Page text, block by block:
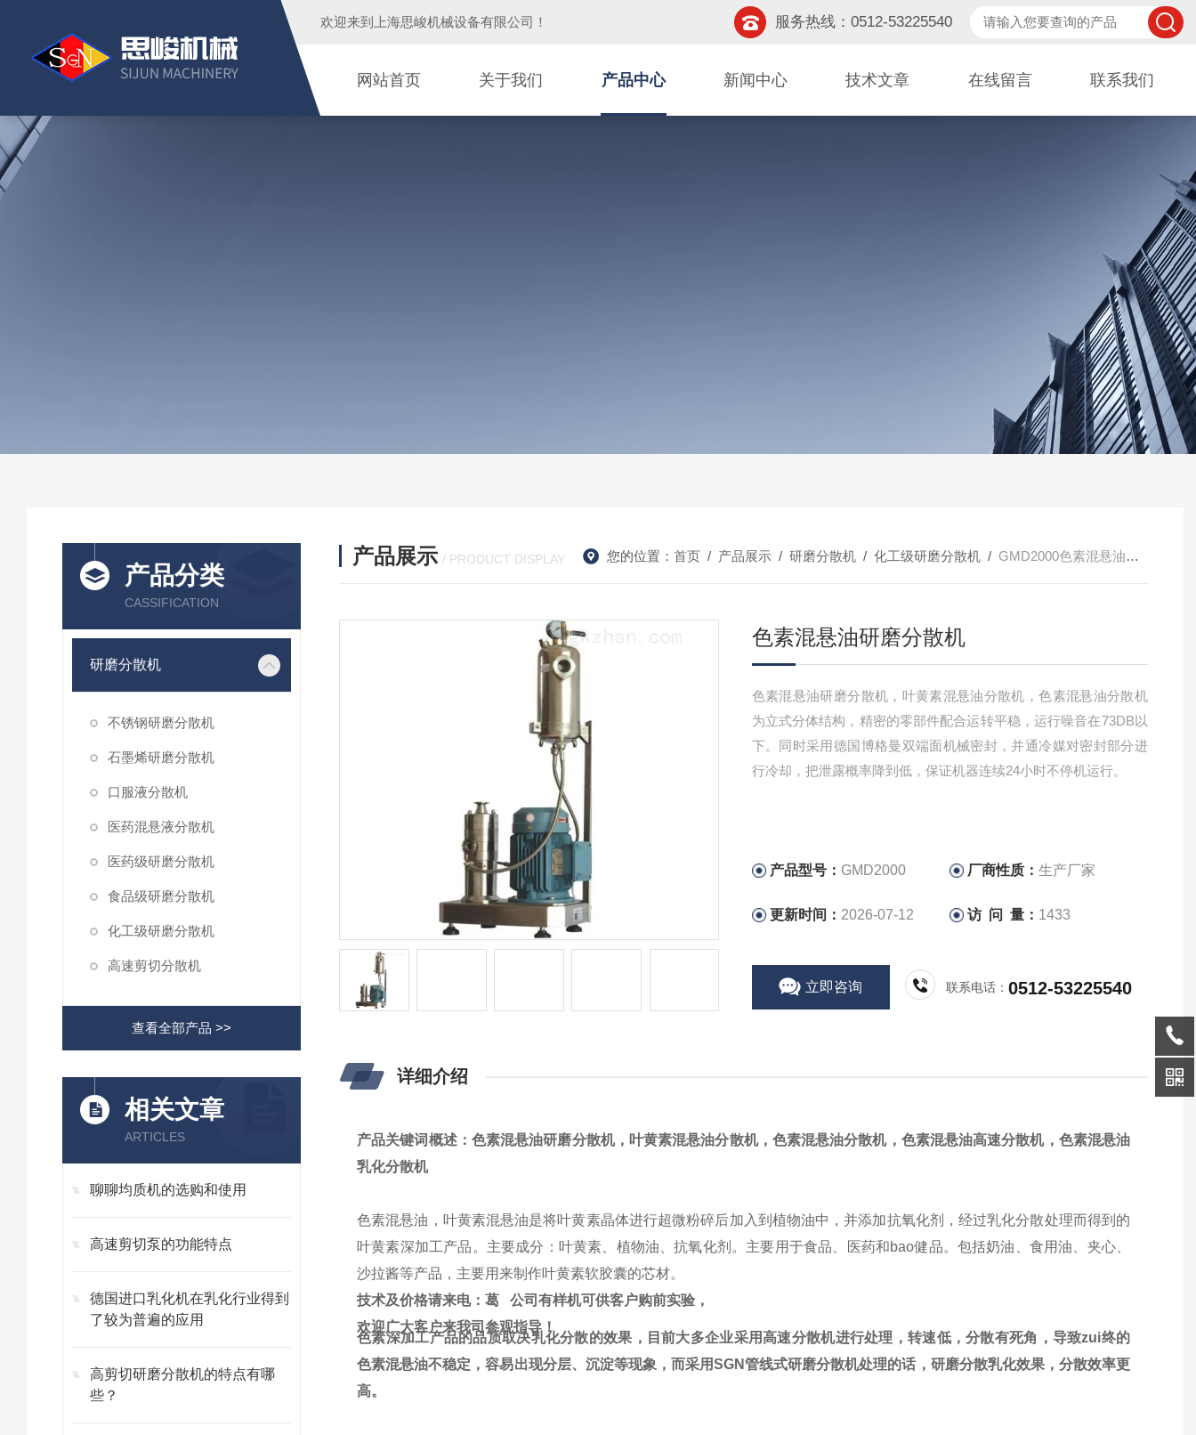
欢迎来到 上海思峻机械设备有限公司 ！ 服务热线：0512-53225540
网站首页 关于我们 产品中心 新闻中心 技术文章 在线留言 联系我们
产品分类
CASSIFICATION
研磨分散机
不锈钢研磨分散机
石墨烯研磨分散机
口服液分散机
医药混悬液分散机
医药级研磨分散机
食品级研磨分散机
化工级研磨分散机
高速剪切分散机
查看全部产品 >>
相关文章
ARTICLES
聊聊均质机的选购和使用
高速剪切泵的功能特点
德国进口乳化机在乳化行业得到
了较为普遍的应用
高剪切研磨分散机的特点有哪
些？
产品展示 / PRODUCT DISPLAY 您的位置： 首页/ 产品展示/ 研磨分散机/ 化工级研磨分散机/ GMD2000色素混悬油研磨分散机
色素混悬油研磨分散机
色素混悬油研磨分散机，叶黄素混悬油分散机，色素混悬油分散机
为立式分体结构，精密的零部件配合运转平稳，运行噪音在73DB以
下。同时采用德国博格曼双端面机械密封，并通冷媒对密封部分进
行冷却，把泄露概率降到低，保证机器连续24小时不停机运行。
产品型号： GMD2000 厂商性质：生产厂家
更新时间： 2026-07-12 访 问 量： 1433
立即咨询 联系电话：0512-53225540
详细介绍
产品关键词概述： 色素混悬油研磨分散机，叶黄素混悬油分散机，色素混悬油分散机，色素混悬油高速分散机，色素混悬油
乳化分散机
色素混悬油，叶黄素混悬油是将叶黄素晶体进行超微粉碎后加入到植物油中，并添加抗氧化剂，经过乳化分散处理而得到的
叶黄素深加工产品。主要成分：叶黄素、植物油、抗氧化剂。主要用于食品、医药和bao健品。包括奶油、食用油、夹心、
沙拉酱等产品，主要用来制作叶黄素软胶囊的芯材。
技术及价格请来电：葛 公司有样机可供客户购前实验，
欢迎广大客户来我司参观指导！
色素深加工产品的品质取决乳化分散的效果，目前大多企业采用高速分散机进行处理，转速低，分散有死角，导致zui终的
色素混悬油不稳定，容易出现分层、沉淀等现象，而采用SGN管线式研磨分散机处理的话，研磨分散乳化效果，分散效率更
高。